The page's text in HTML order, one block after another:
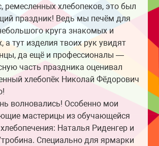
ремесленных хлебопеков, это был
праздник! Ведь мы печём для
круга знакомых и
а тут изделия твоих рук увидят
да ещё и профессионалы —
часть праздника оценивал
хлебопёк Николай Фёдорович
волновались! Особенно мои
мастерицы из обучающейся
Наталья Риденгер и
Специально для ярмарки